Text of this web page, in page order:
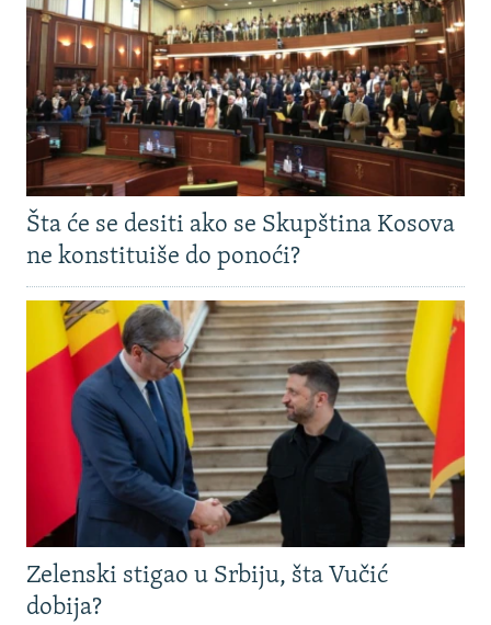
Šta će se desiti ako se Skupština Kosova
ne konstituiše do ponoći?
Zelenski stigao u Srbiju, šta Vučić
dobija?